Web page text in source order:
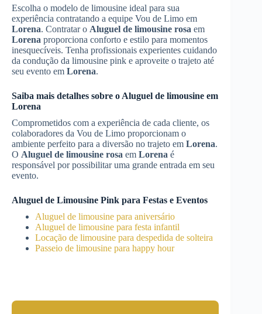
Escolha o modelo de limousine ideal para sua
experiência contratando a equipe Vou de Limo em
Lorena. Contratar o Aluguel de limousine rosa em
Lorena proporciona conforto e estilo para momentos
inesquecíveis. Tenha profissionais experientes cuidando
da condução da limousine pink e aproveite o trajeto até
seu evento em Lorena.
Saiba mais detalhes sobre o Aluguel de limousine em
Lorena
Comprometidos com a experiência de cada cliente, os
colaboradores da Vou de Limo proporcionam o
ambiente perfeito para a diversão no trajeto em Lorena.
O Aluguel de limousine rosa em Lorena é
responsável por possibilitar uma grande entrada em seu
evento.
Aluguel de Limousine Pink para Festas e Eventos
Aluguel de limousine para aniversário
Aluguel de limousine para festa infantil
Locação de limousine para despedida de solteira
Passeio de limousine para happy hour